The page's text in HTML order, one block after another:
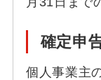
確定申
個人事業主